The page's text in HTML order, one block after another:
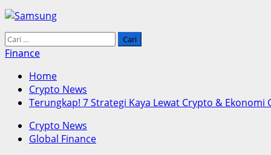
Primary
Menu
Cari
untuk:
Finance
Home
Crypto News
Terungkap! 7 Strategi Kaya Lewat Crypto & Ekonomi
Crypto News
Global Finance